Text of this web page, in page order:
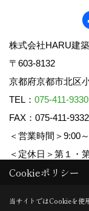
株式会社HARU建
〒603-8132
京都府京都市北区
TEL： 075-411-9330
FAX：075-411-9332
＜営業時間＞9:00
＜定休日＞第１・
Copyright (c) HARU
Cookieポリシー
当サイトではCookieを使